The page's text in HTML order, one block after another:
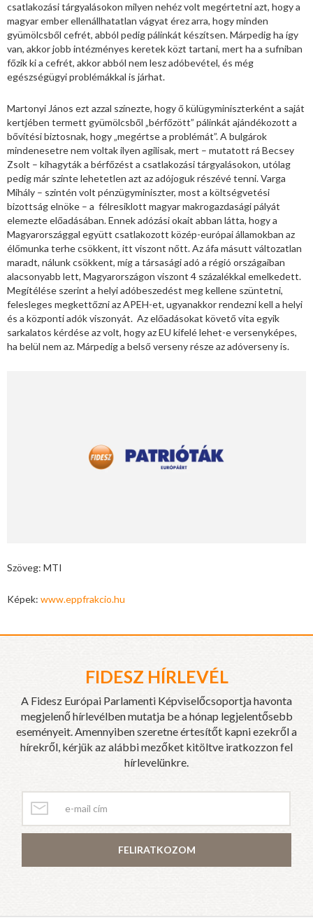
csatlakozási tárgyalásokon milyen nehéz volt megértetni azt, hogy a
magyar ember ellenállhatatlan vágyat érez arra, hogy minden
gyümölcsből cefrét, abból pedig pálinkát készítsen. Márpedig ha így
van, akkor jobb intézményes keretek közt tartani, mert ha a sufniban
főzik ki a cefrét, akkor abból nem lesz adóbevétel, és még
egészségügyi problémákkal is járhat.
Martonyi János ezt azzal színezte, hogy ő külügyminiszterként a saját
kertjében termett gyümölcsből „bérfőzött” pálinkát ajándékozott a
bővítési biztosnak, hogy „megértse a problémát”. A bulgárok
mindenesetre nem voltak ilyen agilisak, mert – mutatott rá Becsey
Zsolt – kihagyták a bérfőzést a csatlakozási tárgyalásokon, utólag
pedig már szinte lehetetlen azt az adójoguk részévé tenni. Varga
Mihály – szintén volt pénzügyminiszter, most a költségvetési
bizottság elnöke – a félresiklott magyar makrogazdasági pályát
elemezte előadásában. Ennek adózási okait abban látta, hogy a
Magyarországgal együtt csatlakozott közép-európai államokban az
élőmunka terhe csökkent, itt viszont nőtt. Az áfa másutt változatlan
maradt, nálunk csökkent, míg a társasági adó a régió országaiban
alacsonyabb lett, Magyarországon viszont 4 százalékkal emelkedett.
Megítélése szerint a helyi adóbeszedést meg kellene szüntetni,
felesleges megkettőzni az APEH-et, ugyanakkor rendezni kell a helyi
és a központi adók viszonyát. Az előadásokat követő vita egyik
sarkalatos kérdése az volt, hogy az EU kifelé lehet-e versenyképes,
ha belül nem az. Márpedig a belső verseny része az adóverseny is.
Szöveg: MTI
Képek: www.eppfrakcio.hu
FIDESZ HÍRLEVÉL
A Fidesz Európai Parlamenti Képviselőcsoportja havonta
megjelenő hírlevélben mutatja be a hónap legjelentősebb
eseményeit. Amennyiben szeretne értesítőt kapni ezekről a
hírekről, kérjük az alábbi mezőket kitöltve iratkozzon fel
hírlevelünkre.
FELIRATKOZOM